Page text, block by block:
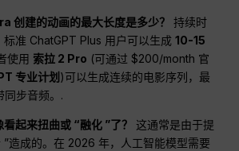
创建的动画的最大长度是多少？
持续时
标准 ChatGPT Plus 用户可以生成10-15
使用 索拉 2 Pro (可通过 $200/month 官
专业计划 )可以生成连续的电影序列，最
同步音频。.
起来扭曲或 “融化 ”了？
这通常是由于提
”造成的。在 2026 年，人工智能模型需要